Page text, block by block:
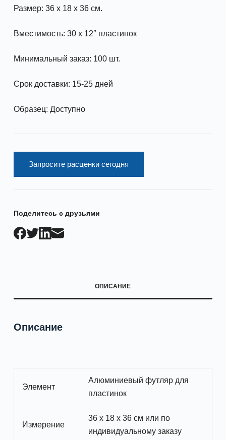
Размер: 36 x 18 x 36 см.
Вместимость: 30 x 12″ пластинок
Минимальный заказ: 100 шт.
Срок доставки: 15-25 дней
Образец: Доступно
Запросите расценки сегодня
Поделитесь с друзьями
ОПИСАНИЕ
Описание
Элемент
Алюминиевый футляр для
пластинок
Измерение
36 x 18 x 36 см или по
индивидуальному заказу